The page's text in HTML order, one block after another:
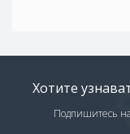
Хотите
Подпишитесь